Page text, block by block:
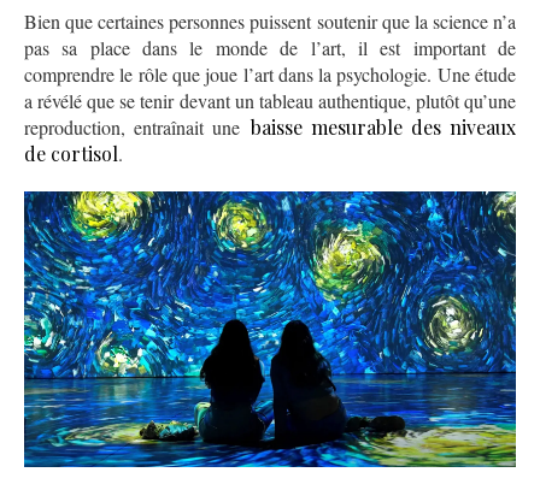
Bien que certaines personnes puissent soutenir que la science n’a
pas sa place dans le monde de l’art, il est important de
comprendre le rôle que joue l’art dans la psychologie. Une étude
a révélé que se tenir devant un tableau authentique, plutôt qu’une
reproduction, entraînait une baisse mesurable des niveaux
de cortisol.